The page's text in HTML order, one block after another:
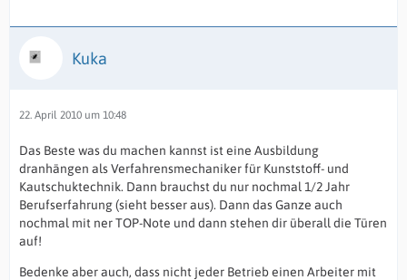
Kuka
22. April 2010 um 10:48
Das Beste was du machen kannst ist eine Ausbildung
dranhängen als Verfahrensmechaniker für Kunststoff- und
Kautschuktechnik. Dann brauchst du nur nochmal 1/2 Jahr
Berufserfahrung (sieht besser aus). Dann das Ganze auch
nochmal mit ner TOP-Note und dann stehen dir überall die Türen
auf!
Bedenke aber auch, dass nicht jeder Betrieb einen Arbeiter mit